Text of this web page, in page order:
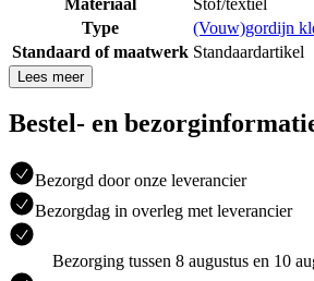
Type
(Vouw)gordijn
Standaard of maatwerk Standaardartikel
Lees meer
Bestel- en
Bezorgd door onze leverancier
Bezorgdag in overleg met leverancier
Bezorging tussen 8 augustus en 10